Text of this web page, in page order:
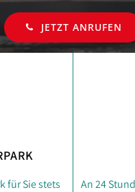
JETZT ANRUFEN
für Sie stets
An 24